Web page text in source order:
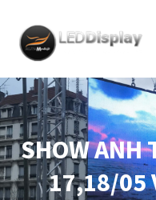
SHOW ANH
17,18/05